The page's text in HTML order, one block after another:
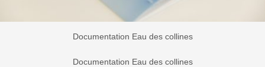
Documentation Eau des collines
Documentation Eau des collines